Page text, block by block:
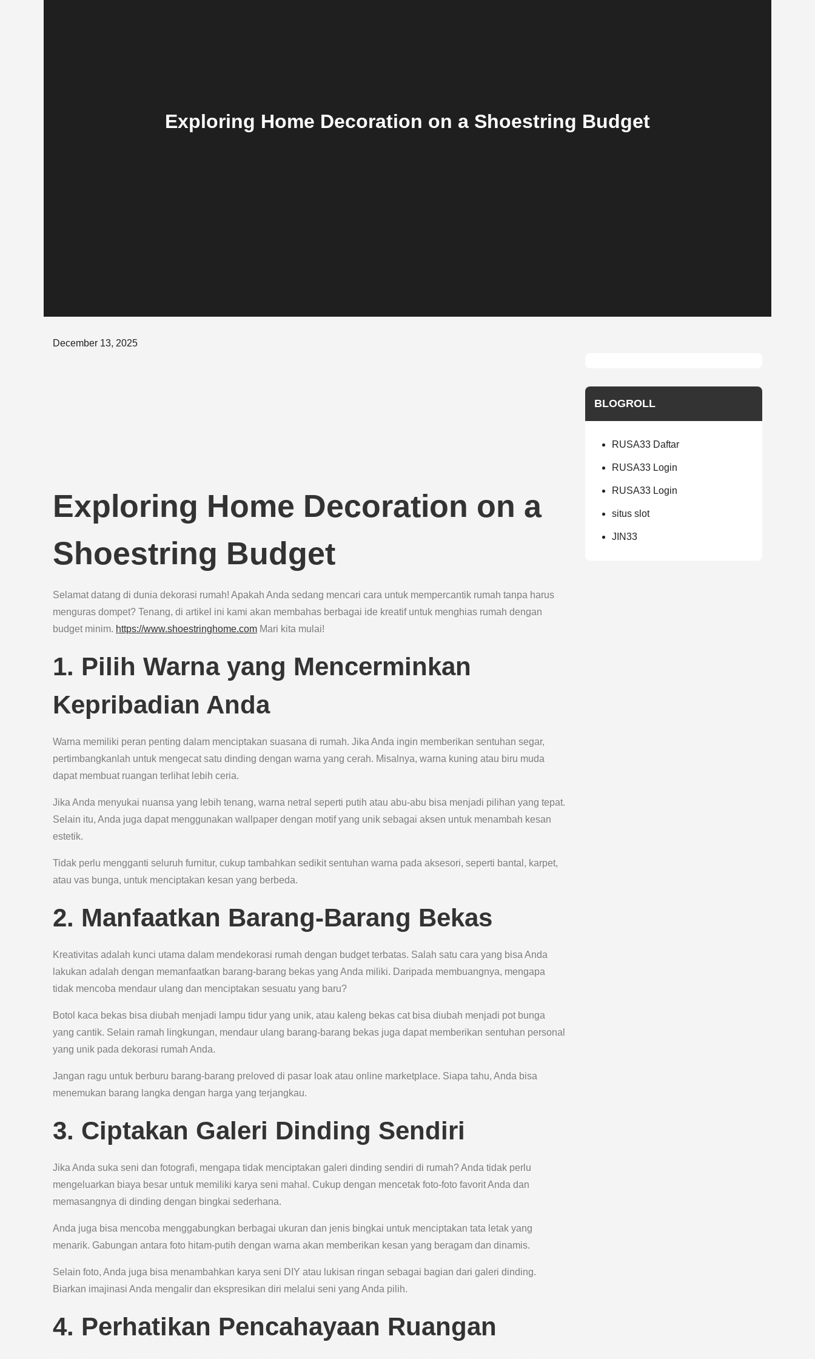
Exploring Home Decoration on a Shoestring Budget
Posted
December 13, 2025
Exploring Home Decoration on a
Shoestring Budget
Selamat datang di dunia dekorasi rumah! Apakah Anda sedang mencari cara untuk mempercantik rumah tanpa harus
menguras dompet? Tenang, di artikel ini kami akan membahas berbagai ide kreatif untuk menghias rumah dengan
budget minim. https://www.shoestringhome.com Mari kita mulai!
1. Pilih Warna yang Mencerminkan
Kepribadian Anda
Warna memiliki peran penting dalam menciptakan suasana di rumah. Jika Anda ingin memberikan sentuhan segar,
pertimbangkanlah untuk mengecat satu dinding dengan warna yang cerah. Misalnya, warna kuning atau biru muda
dapat membuat ruangan terlihat lebih ceria.
Jika Anda menyukai nuansa yang lebih tenang, warna netral seperti putih atau abu-abu bisa menjadi pilihan yang tepat.
Selain itu, Anda juga dapat menggunakan wallpaper dengan motif yang unik sebagai aksen untuk menambah kesan
estetik.
Tidak perlu mengganti seluruh furnitur, cukup tambahkan sedikit sentuhan warna pada aksesori, seperti bantal, karpet,
atau vas bunga, untuk menciptakan kesan yang berbeda.
2. Manfaatkan Barang-Barang Bekas
Kreativitas adalah kunci utama dalam mendekorasi rumah dengan budget terbatas. Salah satu cara yang bisa Anda
lakukan adalah dengan memanfaatkan barang-barang bekas yang Anda miliki. Daripada membuangnya, mengapa
tidak mencoba mendaur ulang dan menciptakan sesuatu yang baru?
Botol kaca bekas bisa diubah menjadi lampu tidur yang unik, atau kaleng bekas cat bisa diubah menjadi pot bunga
yang cantik. Selain ramah lingkungan, mendaur ulang barang-barang bekas juga dapat memberikan sentuhan personal
yang unik pada dekorasi rumah Anda.
Jangan ragu untuk berburu barang-barang preloved di pasar loak atau online marketplace. Siapa tahu, Anda bisa
menemukan barang langka dengan harga yang terjangkau.
3. Ciptakan Galeri Dinding Sendiri
Jika Anda suka seni dan fotografi, mengapa tidak menciptakan galeri dinding sendiri di rumah? Anda tidak perlu
mengeluarkan biaya besar untuk memiliki karya seni mahal. Cukup dengan mencetak foto-foto favorit Anda dan
memasangnya di dinding dengan bingkai sederhana.
Anda juga bisa mencoba menggabungkan berbagai ukuran dan jenis bingkai untuk menciptakan tata letak yang
menarik. Gabungan antara foto hitam-putih dengan warna akan memberikan kesan yang beragam dan dinamis.
Selain foto, Anda juga bisa menambahkan karya seni DIY atau lukisan ringan sebagai bagian dari galeri dinding.
Biarkan imajinasi Anda mengalir dan ekspresikan diri melalui seni yang Anda pilih.
4. Perhatikan Pencahayaan Ruangan
BLOGROLL
RUSA33 Daftar
RUSA33 Login
RUSA33 Login
situs slot
JIN33